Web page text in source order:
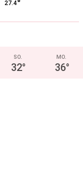
27.4°
SO.
32°
MO.
36°